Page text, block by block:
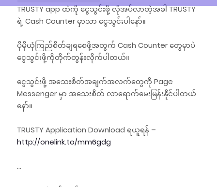
TRUSTY app ထဲကို ငွေသွင်းဖို့ လိုအပ်လာတဲ့အခါ TRUSTY
ရဲ့ Cash Counter မှာသာ ငွေသွင်းပါနော်။
ပိုမိုယုံကြည်စိတ်ချရစေဖို့အတွက် Cash Counter တွေမှာပဲ
ငွေသွင်းဖို့ကိုတိုက်တွန်းလိုက်ပါတယ်။
ငွေသွင်းဖို့ အသေးစိတ်အချက်အလက်တွေကို Page
Messenger မှာ အသေးစိတ် လာရောက်မေးမြန်းနိုင်ပါတယ်
နော်။
TRUSTY Application Download ရယူရန် –
http://onelink.to/mm6gdg
…